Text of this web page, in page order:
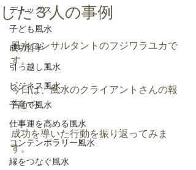
デトックス
子ども風水
成功哲学
引っ越し風水
ビジネス風水
子育て風水
仕事運を高める風水
コンテンポラリー風水
縁をつなぐ風水
した３人の事例
風水コンサルタントのフジワラユカで
す。
今日は、風水のクライアントさんの報
告から、
成功を導いた行動を振り返ってみま
す。